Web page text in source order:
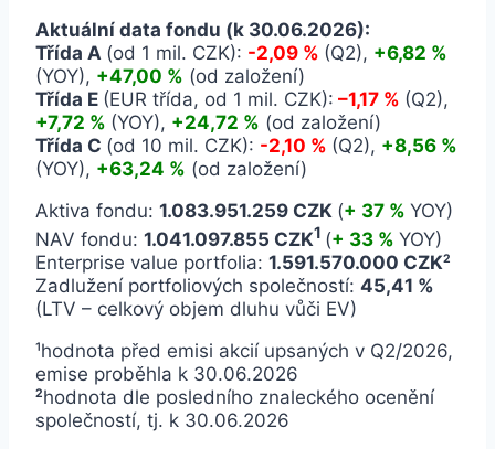
Aktuální data fondu (k 30.06.2026):
Třída A (od 1 mil. CZK): -2,09 % (Q2), +6,82 %
(YOY), +47,00 % (od založení)
Třída E (EUR třída, od 1 mil. CZK): –1,17 % (Q2),
+7,72 % (YOY), +24,72 % (od založení)
Třída C (od 10 mil. CZK): -2,10 % (Q2), +8,56 %
(YOY), +63,24 % (od založení)
Aktiva fondu: 1.083.951.259 CZK (+ 37 % YOY)
NAV fondu: 1.041.097.855 CZK1 (+ 33 % YOY)
Enterprise value portfolia: 1.591.570.000 CZK2
Zadlužení portfoliových společností: 45,41 %
(LTV – celkový objem dluhu vůči EV)
¹hodnota před emisi akcií upsaných v Q2/2026,
emise proběhla k 30.06.2026
2hodnota dle posledního znaleckého ocenění
společností, tj. k 30.06.2026